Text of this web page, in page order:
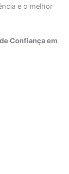
e o melhor
Confiança em